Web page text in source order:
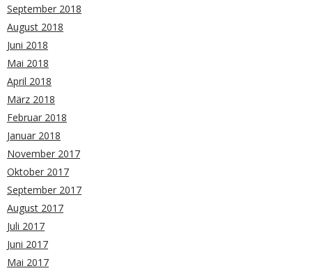
September 2018
August 2018
Juni 2018
Mai 2018
April 2018
März 2018
Februar 2018
Januar 2018
November 2017
Oktober 2017
September 2017
August 2017
Juli 2017
Juni 2017
Mai 2017